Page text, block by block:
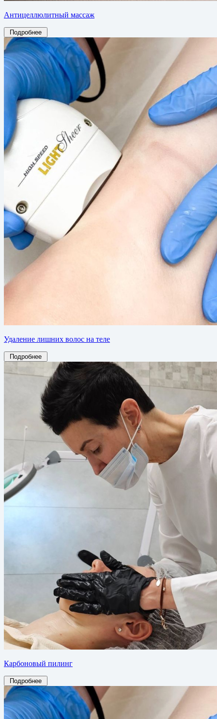
Антицеллюлитный массаж
Подробнее
Удаление лишних волос на теле
Подробнее
Карбоновый пилинг
Подробнее